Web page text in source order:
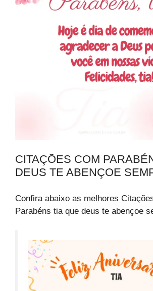
CITAÇÕES COM
DEUS TE ABENÇOE
Confira abaixo as melhores
Parabéns tia que deus te abençoe